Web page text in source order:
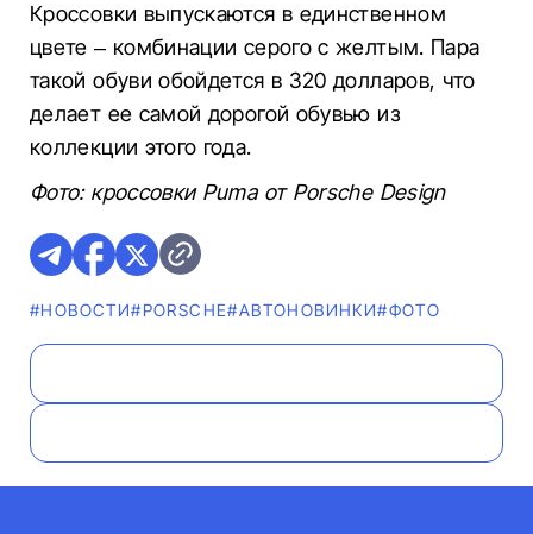
Кроссовки выпускаются в единственном
цвете – комбинации серого с желтым. Пара
такой обуви обойдется в 320 долларов, что
делает ее самой дорогой обувью из
коллекции этого года.
Фото: кроссовки Puma от Porsche Design
#НОВОСТИ#PORSCHE#AВТОНОВИНКИ#ФОТО